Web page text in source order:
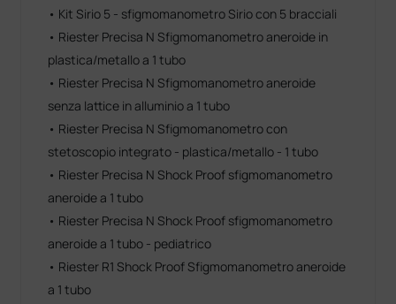
• Kit Sirio 5 - sfigmomanometro Sirio con 5 bracciali
• Riester Precisa N Sfigmomanometro aneroide in
plastica/metallo a 1 tubo
• Riester Precisa N Sfigmomanometro aneroide
senza lattice in alluminio a 1 tubo
• Riester Precisa N Sfigmomanometro con
stetoscopio integrato - plastica/metallo - 1 tubo
• Riester Precisa N Shock Proof sfigmomanometro
aneroide a 1 tubo
• Riester Precisa N Shock Proof sfigmomanometro
aneroide a 1 tubo - pediatrico
• Riester R1 Shock Proof Sfigmomanometro aneroide
a 1 tubo